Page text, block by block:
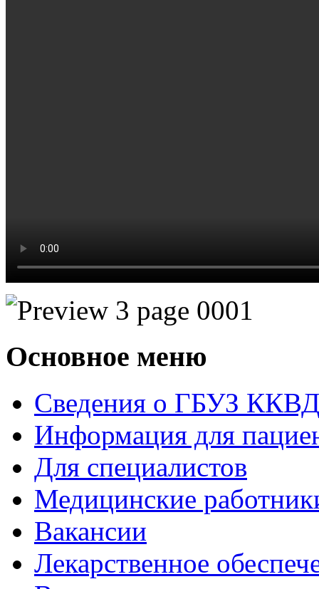
Основное меню
Сведения о ГБУЗ
Информация для
Для специалистов
Медицинские
Вакансии
Лекарственное